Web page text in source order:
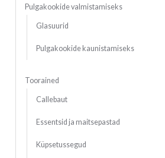
Pulgakookide valmistamiseks
Glasuurid
Pulgakookide kaunistamiseks
Toorained
Callebaut
Essentsid ja maitsepastad
Küpsetussegud